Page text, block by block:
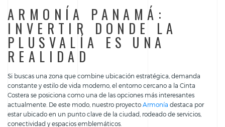
ARMONÍA PANAMÁ:
INVERTIR DONDE LA
PLUSVALÍA ES UNA
REALIDAD
Si buscas una zona que combine ubicación estratégica, demanda
constante y estilo de vida moderno, el entorno cercano a la Cinta
Costera se posiciona como una de las opciones más interesantes
actualmente. De este modo, nuestro proyecto Armonía destaca por
estar ubicado en un punto clave de la ciudad, rodeado de servicios,
conectividad y espacios emblemáticos.